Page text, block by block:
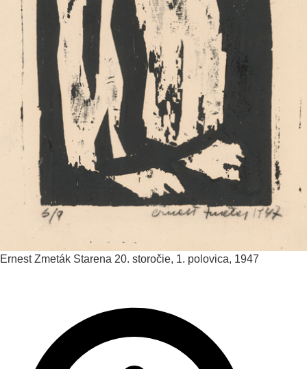
Ernest Zmeták Starena 20. storočie, 1. polovica, 1947